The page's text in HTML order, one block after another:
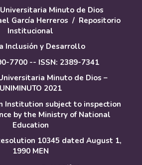
Minuto de Dios
García Herreros / Repositorio
Institucional
Inclusión y Desarrollo
7700 -- ISSN: 2389-7341
Minuto de Dios –
UNIMINUTO 2021
Institution subject to inspection
by the Ministry of National
Education
10345 dated August 1,
1990 MEN